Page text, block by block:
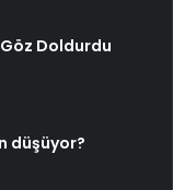
Göz Doldurdu
düşüyor?